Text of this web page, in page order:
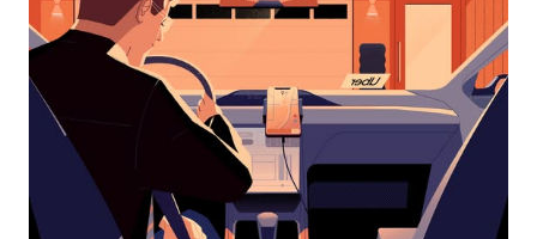
selecionar
uma
data.
Pressione
a
tecla
“ESC”
o
calendário.